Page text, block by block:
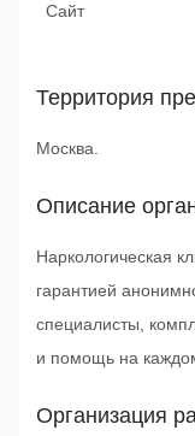
Сайт
Территория
Москва.
Описание
Наркологическая
гарантией
специалисты,
и помощь на
Организация